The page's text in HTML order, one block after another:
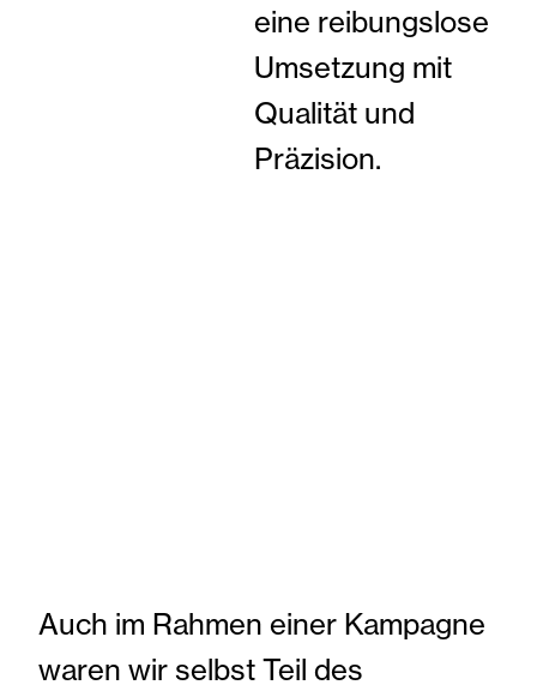
eine reibungslose
Umsetzung mit
Qualität und
Präzision.
Auch im Rahmen einer Kampagne
waren wir selbst Teil des